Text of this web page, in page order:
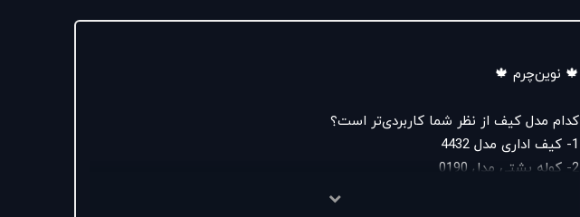
🍁 نوین‌چرم 🍁
کدام مدل کیف از نظر شما کاربردی‌تر است؟
1- کیف اداری مدل 4432
2- کوله پشتی مدل 0190